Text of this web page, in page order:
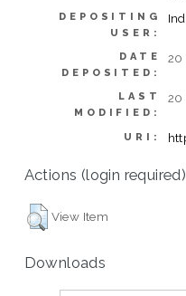
DEPOSITING
USER:
DATE
DEPOSITED:
20
LAST
MODIFIED:
20
URI:
Actions (login required)
View Item
Downloads